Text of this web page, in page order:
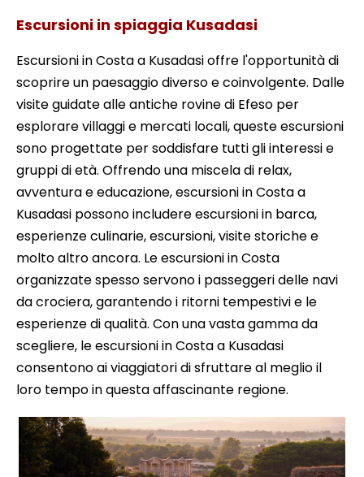
Escursioni in spiaggia Kusadasi
Escursioni in Costa a Kusadasi offre l'opportunità di
scoprire un paesaggio diverso e coinvolgente. Dalle
visite guidate alle antiche rovine di Efeso per
esplorare villaggi e mercati locali, queste escursioni
sono progettate per soddisfare tutti gli interessi e
gruppi di età. Offrendo una miscela di relax,
avventura e educazione, escursioni in Costa a
Kusadasi possono includere escursioni in barca,
esperienze culinarie, escursioni, visite storiche e
molto altro ancora. Le escursioni in Costa
organizzate spesso servono i passeggeri delle navi
da crociera, garantendo i ritorni tempestivi e le
esperienze di qualità. Con una vasta gamma da
scegliere, le escursioni in Costa a Kusadasi
consentono ai viaggiatori di sfruttare al meglio il
loro tempo in questa affascinante regione.